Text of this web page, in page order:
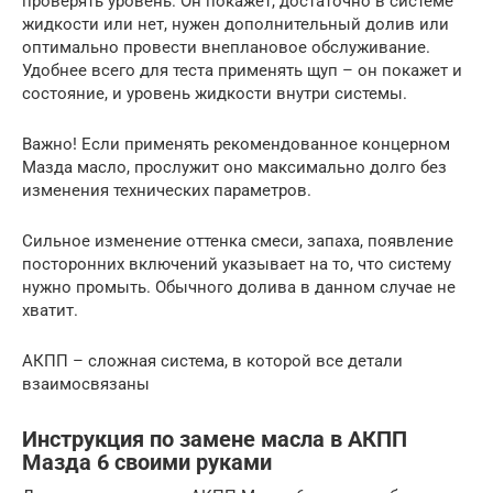
жидкости или нет, нужен дополнительный долив или
оптимально провести внеплановое обслуживание.
Удобнее всего для теста применять щуп – он покажет и
состояние, и уровень жидкости внутри системы.
Важно! Если применять рекомендованное концерном
Мазда масло, прослужит оно максимально долго без
изменения технических параметров.
Сильное изменение оттенка смеси, запаха, появление
посторонних включений указывает на то, что систему
нужно промыть. Обычного долива в данном случае не
хватит.
АКПП – сложная система, в которой все детали
взаимосвязаны
Инструкция по замене масла в АКПП
Мазда 6 своими руками